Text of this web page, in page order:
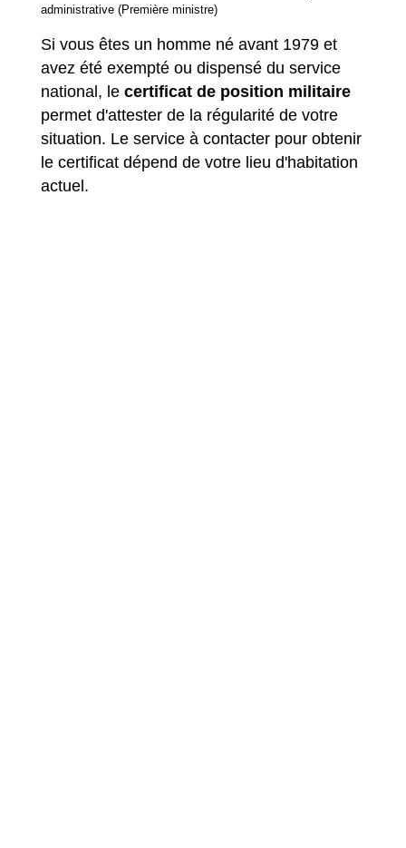
administrative (Première ministre)
Si vous êtes un homme né avant 1979 et
avez été exempté ou dispensé du service
national, le certificat de position militaire
permet d'attester de la régularité de votre
situation. Le service à contacter pour obtenir
le certificat dépend de votre lieu d'habitation
actuel.